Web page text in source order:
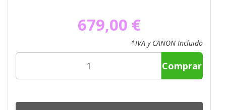
679,00 €
*IVA y CANON Incluido
Comprar